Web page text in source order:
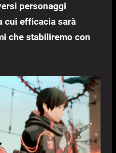
personaggi
cui efficacia sarà
che stabiliremo con